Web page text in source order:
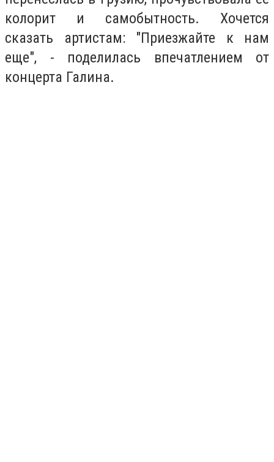
колорит и самобытность. Хочется
сказать артистам: "Приезжайте к нам
еще", - поделилась впечатлением от
концерта Галина.